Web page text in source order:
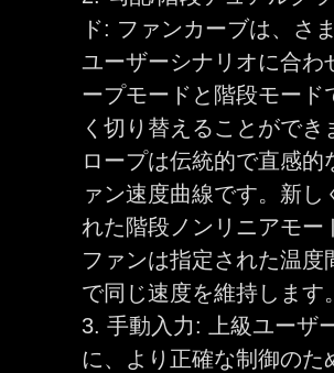
ド: ファンカーブは、さ
ユーザーシナリオに合わ
ープモードと階段モード
く切り替えることができ
ロープは伝統的で直感的
ァン速度曲線です。新し
れた階段ノンリニアモー
ファンは指定された温度
で同じ速度を維持します。
3. 手動入力: 上級ユーザ
に、より正確な制御のた